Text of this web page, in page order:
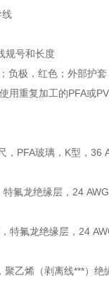
线
规号和长度
负极，红色；外部护
用重复加工的PFA或
，PFA玻璃，K型，36
氟龙绝缘层，24
特氟龙绝缘层，24
乙烯（剥离线***）绝